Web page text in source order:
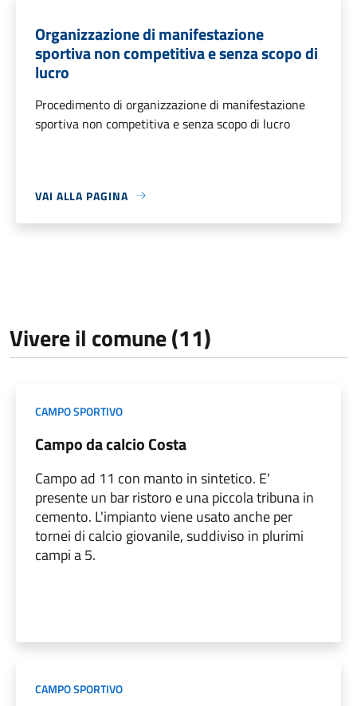
Organizzazione di manifestazione
sportiva non competitiva e senza scopo di
lucro
Procedimento di organizzazione di manifestazione
sportiva non competitiva e senza scopo di lucro
VAI ALLA PAGINA
Vivere il comune (11)
CAMPO SPORTIVO
Campo da calcio Costa
Campo ad 11 con manto in sintetico. E'
presente un bar ristoro e una piccola tribuna in
cemento. L'impianto viene usato anche per
tornei di calcio giovanile, suddiviso in plurimi
campi a 5.
CAMPO SPORTIVO